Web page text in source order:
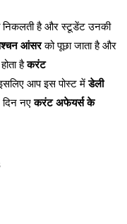
निकलती है और स्टूडेंट उनकी
आंसरको पूछा जाता है और
हैकरंट
आप इस पोस्ट मेंडेली
नएकरंट अफेयर्स के